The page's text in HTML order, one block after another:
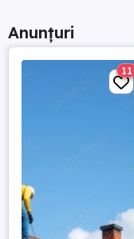
Anunțuri
11